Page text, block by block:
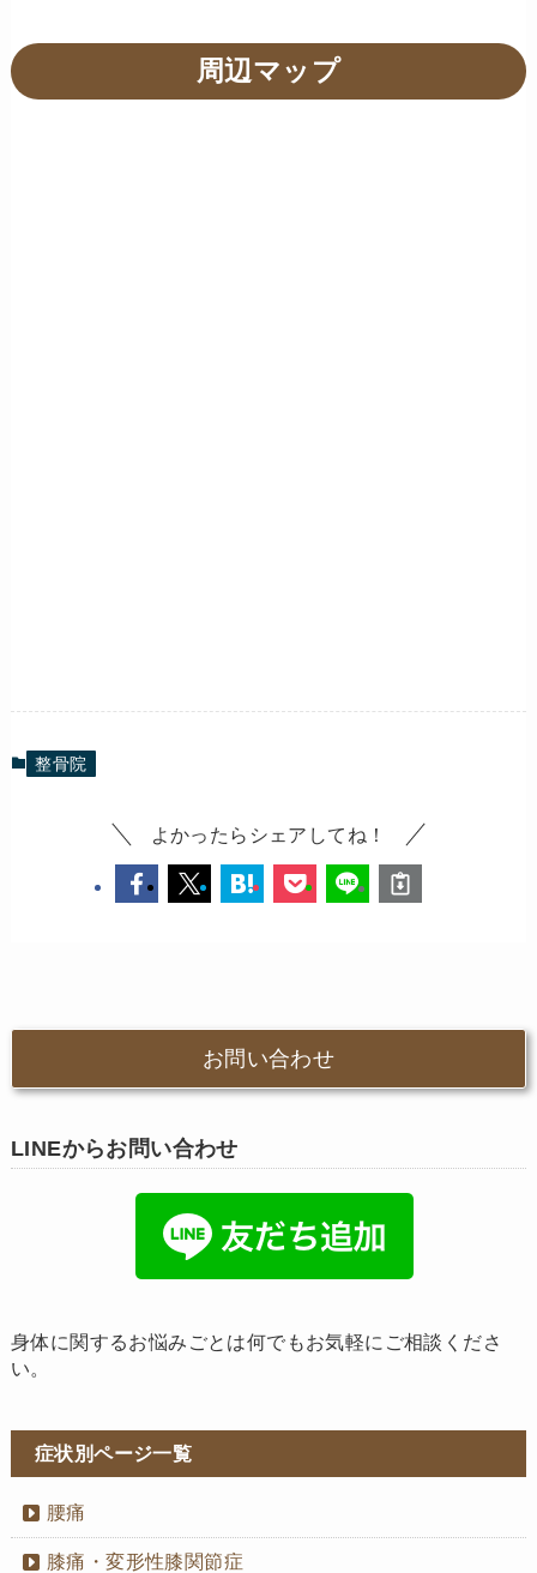
周辺マップ
整骨院
よかったらシェアしてね！
お問い合わせ
LINEからお問い合わせ
身体に関するお悩みごとは何でもお気軽にご相談くださ
い。
症状別ページ一覧
腰痛
膝痛・変形性膝関節症